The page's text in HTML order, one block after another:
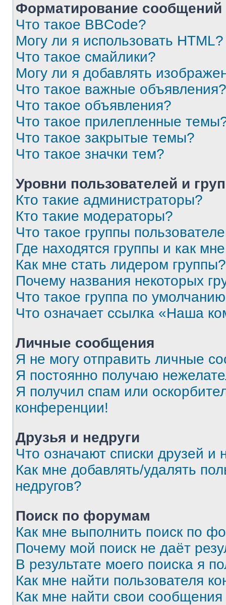
Форматирование
Что такое BBCode?
Могу ли я использовать HTML?
Что такое смайлики?
Могу ли я добавлять
Что такое важные объявления?
Что такое объявления?
Что такое прилепленные
Что такое закрытые темы?
Что такое значки тем?
Уровни пользователей и
Кто такие администраторы?
Кто такие модераторы?
Что такое группы
Где находятся группы и как
Как мне стать лидером группы?
Почему названия некоторых
Что такое группа по
Что означает ссылка «Наша
Личные сообщения
Я не могу отправить личные
Я постоянно получаю
Я получил спам или
конференции!
Друзья и недруги
Что означают списки друзей и
Как мне добавлять/удалять
недругов?
Поиск по форумам
Как мне выполнить поиск по
Почему мой поиск не даёт
В результате моего поиска я
Как мне найти пользователя
Как мне найти свои